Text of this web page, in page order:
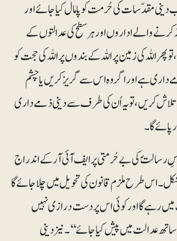
مقدّسات کی حُرمت کو پامال کیا جائے اور
کرنے والے اداروں اور ہر سطح کی عدالتوں کے
اللہ کی زمین پر اللہ کے بندوں پر اللہ کی حجت کو
داری ہے اور اگروہ اس سے گریز کریں یا چشم
کریں ، تو یہ اُن کی طرف سے دینی ذمے داری
گا۔
رسالتؐ کی بے حُرمتی پر ایف آئی آر کے اندراج
اس طرح ملزم قانون کی تحویل میں چلا جائے گا
رہے گااور کوئی اس پر دست درازی نہیں
عدالت میں پیش کیا جائے‘‘۔ نیز دینی